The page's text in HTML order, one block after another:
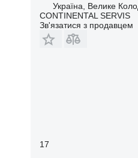
Україна, Велике
CONTINENTAL SERVIS
Зв'язатися з продавцем
17